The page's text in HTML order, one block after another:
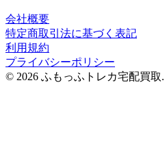
会社概要
特定商取引法に基づく表記
利用規約
プライバシーポリシー
© 2026 ふもっふトレカ宅配買取.